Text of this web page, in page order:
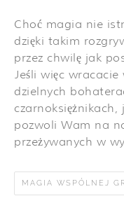
Choć magia nie
dzięki takim
przez chwilę jak
Jeśli więc
dzielnych
pozwoli Wam na
przeżywanych w
MAGIA WSPÓLNEJ